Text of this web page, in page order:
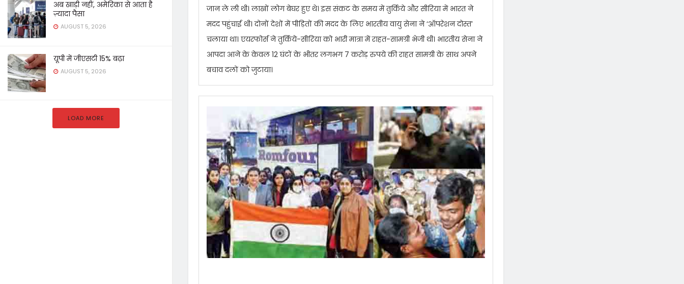
अब खाड़ी नहीं, अमेरिका से आता है
ज़्यादा पैसा
AUGUST 5, 2026
यूपी में जीएसटी 15% बढ़ा
AUGUST 5, 2026
LOAD MORE
जान ले ली थी। लाखों लोग बेघर हुए थे। इस संकट के समय में तुर्किये और सीरिया में भारत ने
मदद पहुंचाई थी। दोनों देशों में पीड़ितों की मदद के लिए भारतीय वायु सेना ने ‘ऑपरेशन दोस्त’
चलाया था। एयरफोर्स ने तुर्किये-सीरिया को भारी मात्रा में राहत-सामग्री भेजी थी। भारतीय सेना ने
आपदा आने के केवल 12 घंटों के भीतर लगभग 7 करोड़ रुपये की राहत सामग्री के साथ अपने
बचाव दलों को जुटाया।